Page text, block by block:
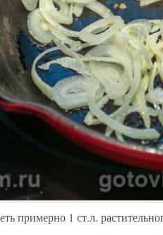
примерно 1 ст.л.